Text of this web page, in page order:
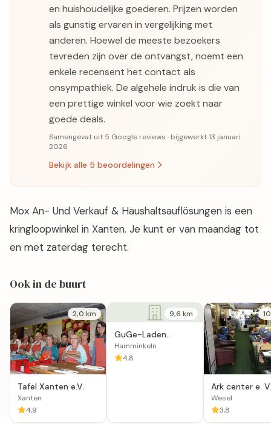
en huishoudelijke goederen. Prijzen worden
als gunstig ervaren in vergelijking met
anderen. Hoewel de meeste bezoekers
tevreden zijn over de ontvangst, noemt een
enkele recensent het contact als
onsympathiek. De algehele indruk is die van
een prettige winkel voor wie zoekt naar
goede deals.
Samengevat uit 5 Google reviews · bijgewerkt 13 januari
2026
Bekijk alle 5 beoordelingen
Mox An- Und Verkauf & Haushaltsauflösungen is een
kringloopwinkel in Xanten. Je kunt er van maandag tot
en met zaterdag terecht.
Ook in de buurt
2,0 km
Tafel Xanten e.V.
Xanten
4,9
9,6 km
GuGe-Laden
Mehrhoog
Hamminkeln
4,8
Ark center e.
Social
Store
Wesel
3,8